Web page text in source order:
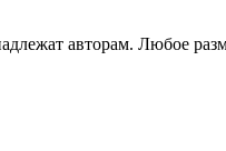
авторам. Любое